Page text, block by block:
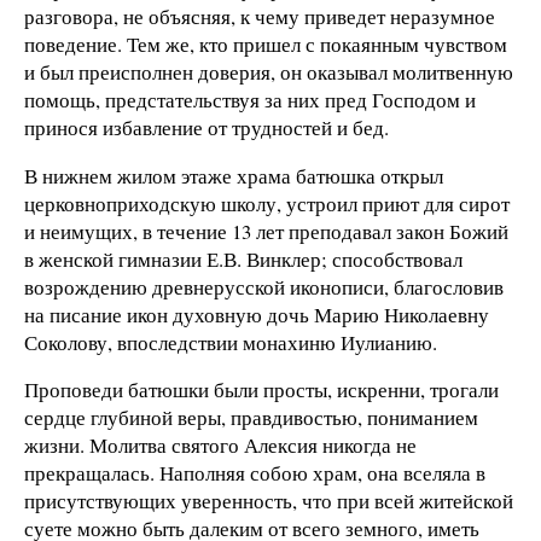
разговора, не объясняя, к чему приведет неразумное
поведение. Тем же, кто пришел с покаянным чувством
и был преисполнен доверия, он оказывал молитвенную
помощь, предстательствуя за них пред Господом и
принося избавление от трудностей и бед.
В нижнем жилом этаже храма батюшка открыл
церковноприходскую школу, устроил приют для сирот
и неимущих, в течение 13 лет преподавал закон Божий
в женской гимназии Е.В. Винклер; способствовал
возрождению древнерусской иконописи, благословив
на писание икон духовную дочь Марию Николаевну
Соколову, впоследствии монахиню Иулианию.
Проповеди батюшки были просты, искренни, трогали
сердце глубиной веры, правдивостью, пониманием
жизни. Молитва святого Алексия никогда не
прекращалась. Наполняя собою храм, она вселяла в
присутствующих уверенность, что при всей житейской
суете можно быть далеким от всего земного, иметь